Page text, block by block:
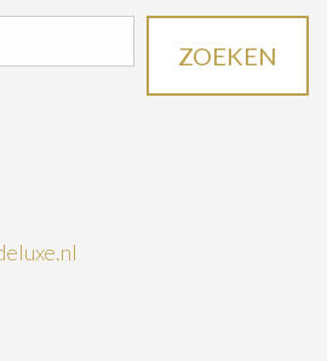
ZOEKEN